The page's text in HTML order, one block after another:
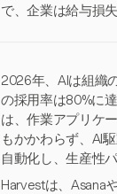
で、企業は給与損
2026年、AIは組織
の採用率は80%に
は、作業アプリケ
もかかわらず、AI
自動化し、生産性
Harvestは、Asana